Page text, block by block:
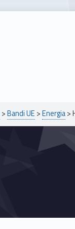
>Bandi UE >Energia>